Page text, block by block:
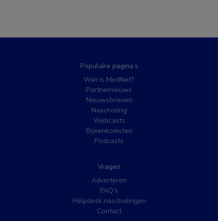
Populaire pagina’s
Wat is MedNet?
Partnernieuws
Nieuwsbrieven
Nascholing
Webcasts
Bijeenkomsten
Podcasts
Vragen
Adverteren
FAQ’s
Helpdesk nascholingen
Contact